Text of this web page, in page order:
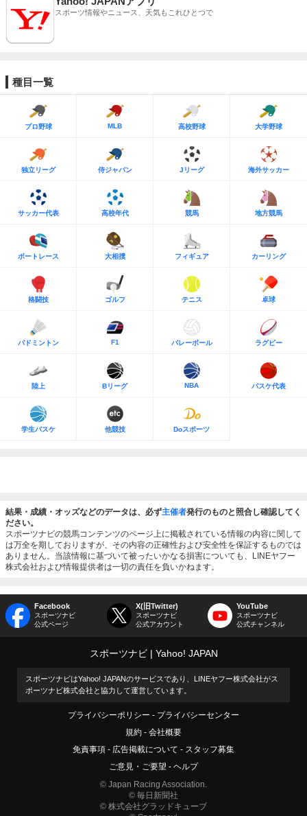
スポーツ情報やニュース、天気もこれひとつで
種目一覧
プロ野球 MLB 高校野球 大学野球
独立リーグ 侍ジャパン Jリーグ 海外サッカー
サッカー代表 高校年代 競馬 地方競馬
ボートレース 大相撲 フィギュア カーリング
格闘技 ゴルフ テニス 卓球
バドミントン F1 バレーボール ラグビー
陸上 Bリーグ NBA バスケ代表
学生バスケ 他競技 Doスポーツ
結果・成績・オッズなどのデータは、必ず主催者発行のものと照合し確認してく
ださい。
スポーツナビの競馬コンテンツのページ上に掲載されている情報の内容に関して
は万全を期しておりますが、その内容の正確性および安全性を保証するものでは
ありません。当該情報に基づいて被ったいかなる損害についても、LINEヤフー
株式会社および情報提供者は一切の責任を負いかねます。
Facebook
スポーツナビ
公式ページ
X(旧Twitter)
スポーツナビ
公式アカウント
YouTube
スポーツナビ
公式チャンネル
スポーツナビ Yahoo! JAPAN
スポーツナビはYahoo! JAPANのサービスであり、LINEヤフー株式会社がス
ポーツナビ株式会社と協力して運営しています。
プライバシーポリシー
プライバシーセンター
規約
会社概要
免責事項
広告掲載について
スタッフ募集
ご意見・ご要望
ヘルプ
© Japan Racing Association.
© 毎日新聞社
© 株式会社グラッドキューブ